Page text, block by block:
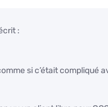
:
si c’était compliqué